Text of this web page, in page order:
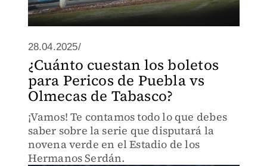
28.04.2025/
¿Cuánto cuestan los boletos
para Pericos de Puebla vs
Olmecas de Tabasco?
¡Vamos! Te contamos todo lo que debes
saber sobre la serie que disputará la
novena verde en el Estadio de los
Hermanos Serdán.